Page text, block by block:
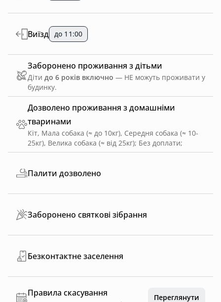
Дозволено проживання з домашніми
тваринами
Кіт, Мала собака (≈ до 10кг), Середня собака (≈ 10-
25кг), Велика собака (≈ від 25кг); Без доплати;
Виїзд до 11:00
Заборонено проживання з дітьми
Діти до 6 років включно — НЕ можуть проживати у
будинку.
Палити дозволено
Заборонено святкові зібрання
Безконтактне заселення
Правила скасування Переглянути